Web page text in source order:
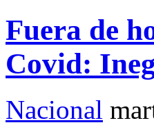
Fuera de
Covid:
Nacional